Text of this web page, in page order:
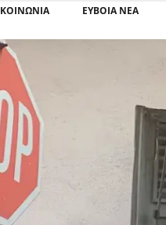
ΚΟΙΝΩΝΙΑ ΕΥΒΟΙΑ ΝΕΑ